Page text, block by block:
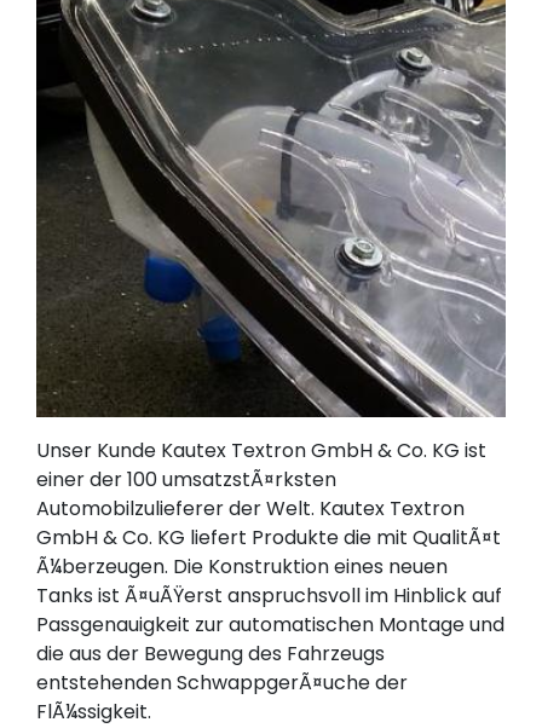
Unser Kunde Kautex Textron GmbH & Co. KG ist
einer der 100 umsatzstÃ¤rksten
Automobilzulieferer der Welt. Kautex Textron
GmbH & Co. KG liefert Produkte die mit QualitÃ¤t
Ã¼berzeugen. Die Konstruktion eines neuen
Tanks ist Ã¤uÃŸerst anspruchsvoll im Hinblick auf
Passgenauigkeit zur automatischen Montage und
die aus der Bewegung des Fahrzeugs
entstehenden SchwappgerÃ¤uche der
FlÃ¼ssigkeit.